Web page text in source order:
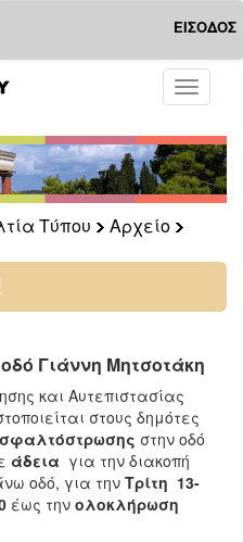
ΕΙΣΟΔΟΣ
Toggle
Τύπου
Αρχείο
Γιάννη Μητσοτάκη
και Αυτεπιστασίας
στους δημότες
στην οδό
άδεια για την διακοπή
οδό, για την Τρίτη 13-
έως την ολοκλήρωση